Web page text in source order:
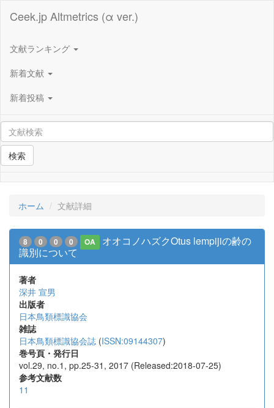
Ceek.jp Altmetrics (α ver.)
文献ランキング
新着文献
新着投稿
検索
ホーム 文献詳細
8 0 0 0 OA
オオコノハズクOtus lempijiの齢の
識別について
著者
深井 宣男
出版者
日本鳥類標識協会
雑誌
日本鳥類標識協会誌 (ISSN:09144307)
巻号頁・発行日
vol.29, no.1, pp.25-31, 2017 (Released:2018-07-25)
参考文献数
11